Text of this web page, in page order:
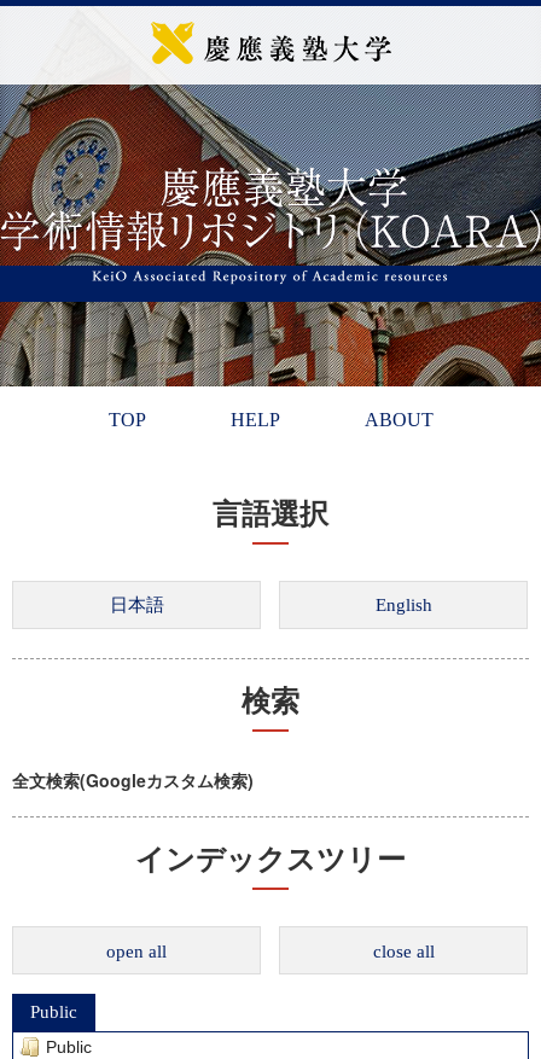
TOP HELP ABOUT
言語選択
検索
全文検索(Googleカスタム検索)
インデックスツリー
open all close all
Public
Public